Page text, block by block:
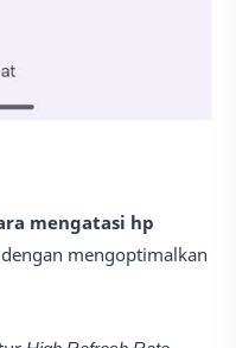
mengatasi hp
mengoptimalkan